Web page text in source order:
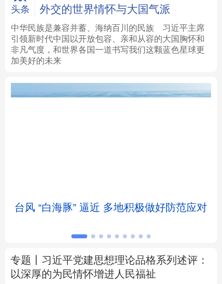
城市 旅游 能源
彩票 娱乐 时尚 悦读
公益
文化产业
浙江 安徽 福建 江西
河南 湖北
广东 广西 海南 重庆
头条
外交的世界情怀与大国气派
中华民族是兼容并蓄、海纳百川的民族
习近平主席
引领新时代中国以开放包容、亲和从容的大国胸怀和
非凡气度，和世界各国一道书写我们这颗蓝色星球更
加美好的未来
台风 “白海豚” 逼近 多地积极做好防范应对
专题丨 习近平党建思想理论品格系列述评：
以深厚的为民情怀增进人民福祉